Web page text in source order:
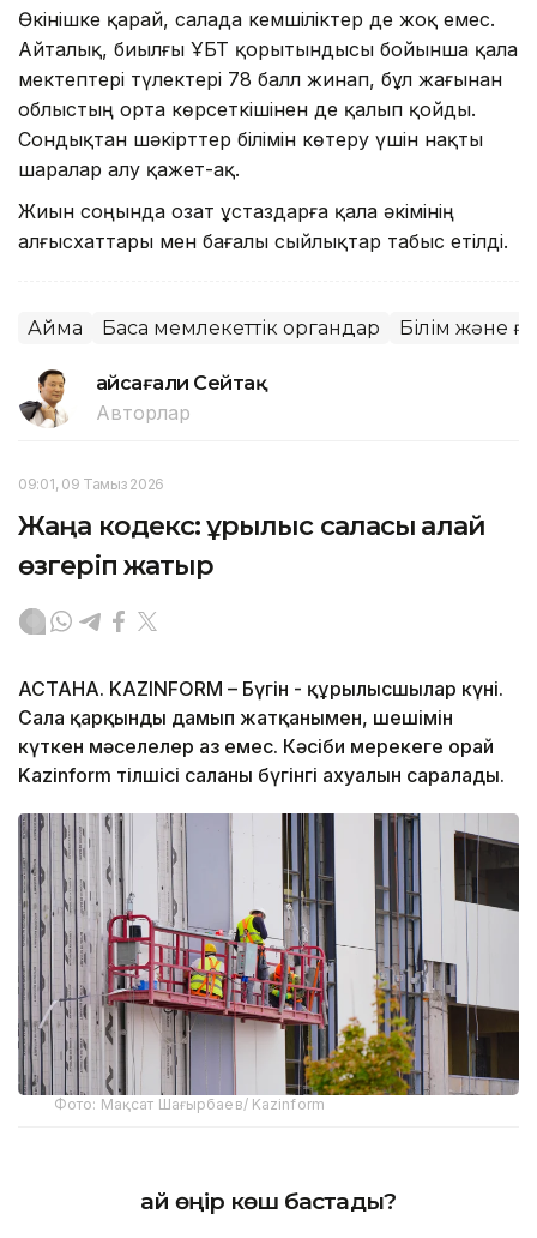
Өкінішке қарай, салада кемшіліктер де жоқ емес.
Айталық, биылғы ҰБТ қорытындысы бойынша қала
мектептері түлектері 78 балл жинап, бұл жағынан
облыстың орта көрсеткішінен де қалып қойды.
Сондықтан шәкірттер білімін көтеру үшін нақты
шаралар алу қажет-ақ.
Жиын соңында озат ұстаздарға қала әкімінің
алғысхаттары мен бағалы сыйлықтар табыс етілді.
Аймақ Басқа мемлекеттік органдар Білім және
Ғайсағали Сейтақ
Авторлар
09:01, 09 Тамыз 2026
Жаңа кодекс: құрылыс саласы қалай
өзгеріп жатыр
АСТАНА. KAZINFORM – Бүгін - құрылысшылар күні.
Сала қарқынды дамып жатқанымен, шешімін
күткен мәселелер аз емес. Кәсіби мерекеге орай
Kazinform тілшісі саланың бүгінгі ахуалын саралады.
Фото: Мақсат Шағырбаев/ Kazinform
Қай өңір көш бастады?